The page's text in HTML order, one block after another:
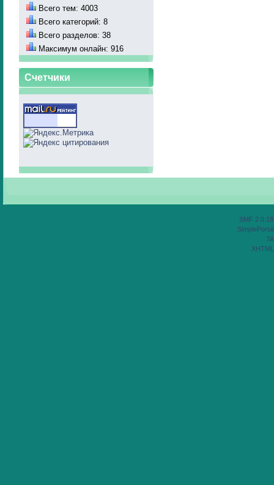
Всего тем: 4003
Всего категорий: 8
Всего разделов: 38
Максимум онлайн: 916
Счетчики
SMF 2.0.18
XHTML